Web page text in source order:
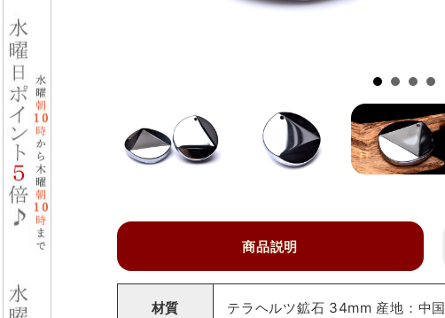
商品説明
材質 テラヘルツ鉱石 34mm 産地：中国